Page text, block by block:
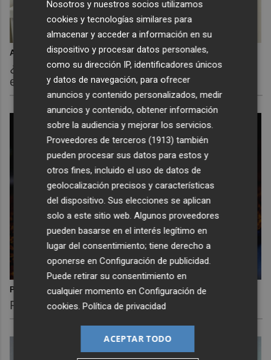
Adiós a la cal del baño
¿Y si pudieras eliminar la cal del baño sin
esfuerzo?
Parece ciencia ficción
Prepárate para alucinar con estas criaturas
Nosotros y nuestros socios utilizamos
cookies y tecnologías similares para
almacenar y acceder a información en su
dispositivo y procesar datos personales,
como su dirección IP, identificadores únicos
y datos de navegación, para ofrecer
anuncios y contenido personalizados, medir
anuncios y contenido, obtener información
sobre la audiencia y mejorar los servicios.
Proveedores de terceros (1913) también
pueden procesar sus datos para estos y
otros fines, incluido el uso de datos de
geolocalización precisos y características
del dispositivo. Sus elecciones se aplican
solo a este sitio web. Algunos proveedores
pueden basarse en el interés legítimo en
lugar del consentimiento; tiene derecho a
oponerse enConfiguración de publicidad
Puede retirar su consentimiento en
cualquier momento enConfiguración de
cookies .Política de privacidad
ACEPTAR TODO